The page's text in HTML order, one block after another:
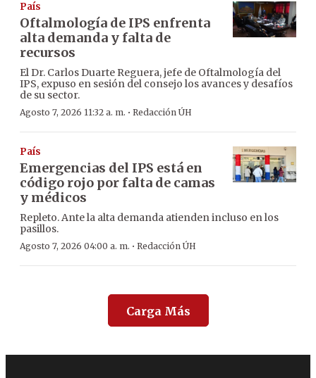
País
Oftalmología de IPS enfrenta
alta demanda y falta de
recursos
El Dr. Carlos Duarte Reguera, jefe de Oftalmología del
IPS, expuso en sesión del consejo los avances y desafíos
de su sector.
Agosto 7, 2026 11:32 a. m. · Redacción ÚH
País
Emergencias del IPS está en
código rojo por falta de camas
y médicos
Repleto. Ante la alta demanda atienden incluso en los
pasillos.
Agosto 7, 2026 04:00 a. m. · Redacción ÚH
Carga Más